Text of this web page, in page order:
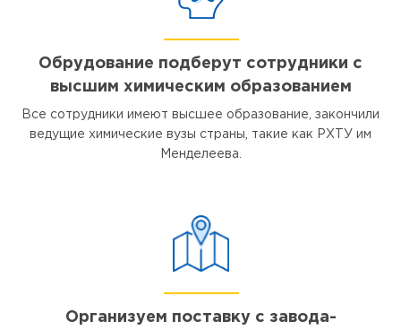
Обрудование подберут сотрудники с
высшим химическим образованием
Все сотрудники имеют высшее образование, закончили
ведущие химические вузы страны, такие как РХТУ им
Менделеева.
Организуем поставку с завода-